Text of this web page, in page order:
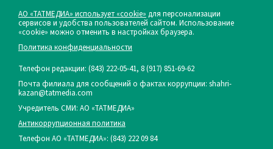
АО «ТАТМЕДИА» использует «cookie» для персонализации
сервисов и удобства пользователей сайтом. Использование
«cookie» можно отменить в настройках браузера.
Политика конфиденциальности
Телефон редакции: (843) 222-05-41, 8 (917) 851-69-62
Почта филиала для сообщений о фактах коррупции: shahri-
kazan@tatmedia.com
Учредитель СМИ: АО «ТАТМЕДИА»
Антикоррупционная политика
Телефон АО «ТАТМЕДИА»: (843) 222 09 84